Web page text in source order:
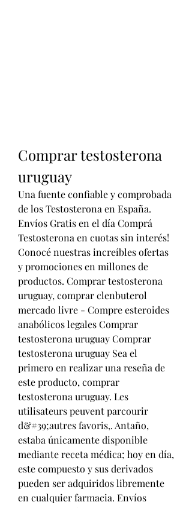
Comprar testosterona
uruguay
Una fuente confiable y comprobada
de los Testosterona en España.
Envíos Gratis en el día Comprá
Testosterona en cuotas sin interés!
Conocé nuestras increíbles ofertas
y promociones en millones de
productos. Comprar testosterona
uruguay, comprar clenbuterol
mercado livre - Compre esteroides
anabólicos legales Comprar
testosterona uruguay Comprar
testosterona uruguay Sea el
primero en realizar una reseña de
este producto, comprar
testosterona uruguay. Les
utilisateurs peuvent parcourir
d&#39;autres favoris,. Antaño,
estaba únicamente disponible
mediante receta médica; hoy en día,
este compuesto y sus derivados
pueden ser adquiridos libremente
en cualquier farmacia. Envíos